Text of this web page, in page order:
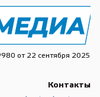
от 22 сентября 2025
Контакты